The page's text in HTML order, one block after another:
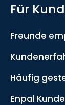
Für
Freunde
Häufig
Enpal